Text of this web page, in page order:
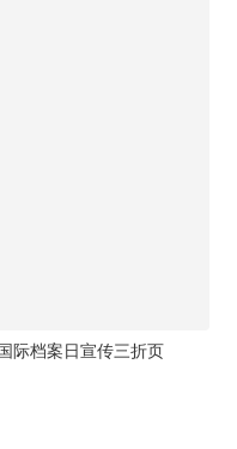
际档案日宣传三折页